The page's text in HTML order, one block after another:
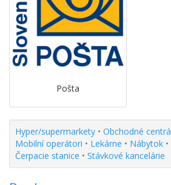
Pošta
Hyper/supermarkety • Obchodné centrá
Mobilní operátori • Lekárne • Nábytok •
Čerpacie stanice • Stávkové kancelárie